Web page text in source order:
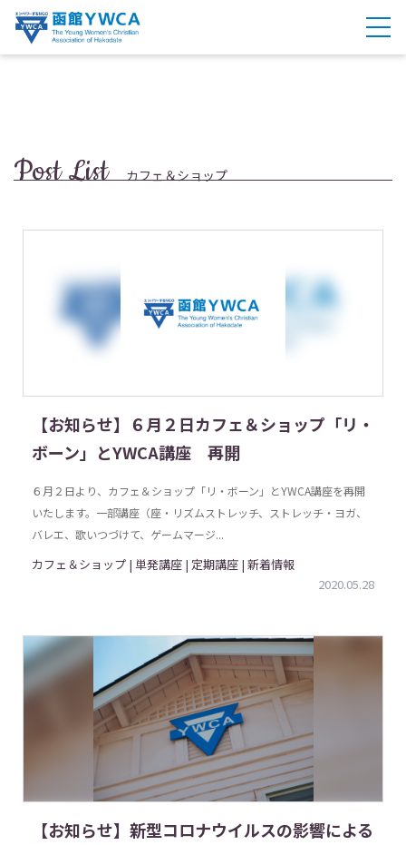
Post List カフェ＆ショップ
【お知らせ】６月２日カフェ＆ショップ「リ・
ボーン」とYWCA講座 再開
６月２日より、カフェ＆ショップ「リ・ボーン」とYWCA講座を再開
いたします。一部講座（座・リズムストレッチ、ストレッチ・ヨガ、
バレエ、歌いつづけて、ゲームマージ...
カフェ＆ショップ | 単発講座 | 定期講座 | 新着情報
2020.05.28
【お知らせ】新型コロナウイルスの影響による